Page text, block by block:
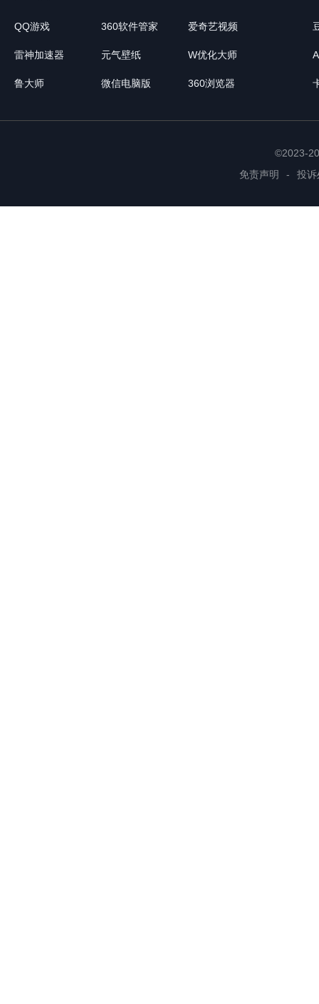
QQ游戏 360软件管家 爱奇艺视频
雷神加速器 元气壁纸 W优化大师
鲁大师 微信电脑版 360浏览器
©2023-
免责声明
- 投诉